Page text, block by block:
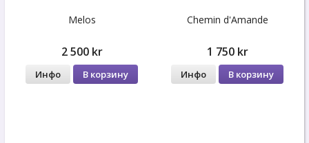
Melos
2 500 kr
Инфо В корзину
Chemin d'Amande
1 750 kr
Инфо В корзину